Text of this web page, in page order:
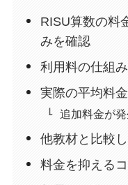
RISU算数の料
みを確認
利用料の仕組
実際の平均料
追加料金が
他教材と比較
料金を抑える